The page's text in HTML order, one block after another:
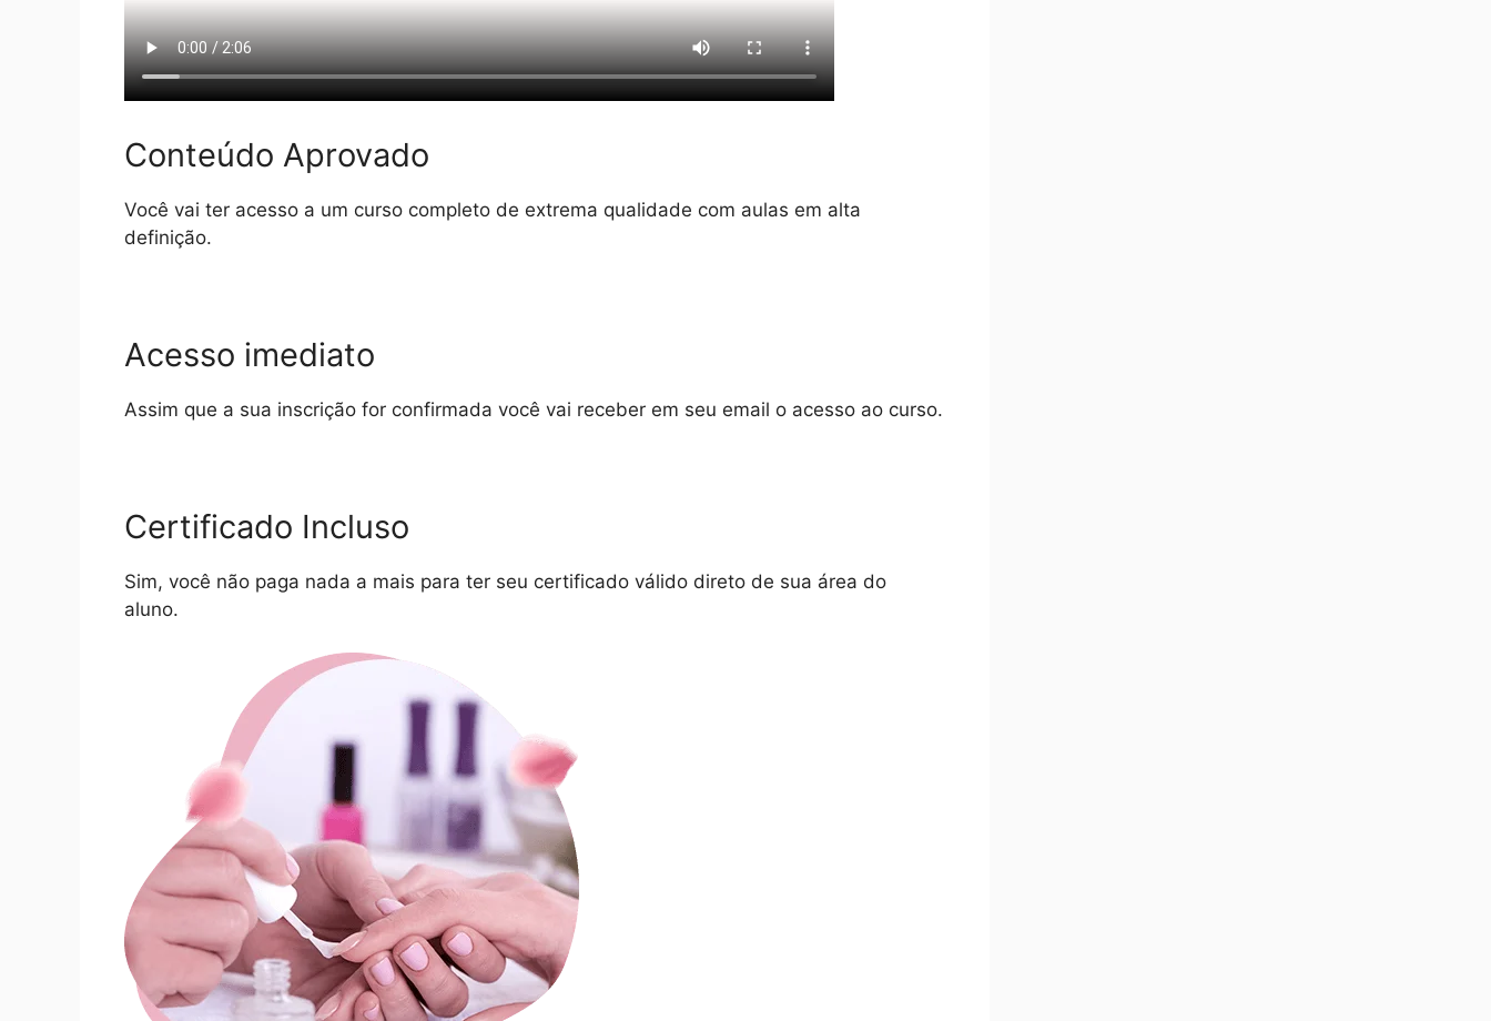
Conteúdo Aprovado
Você vai ter acesso a um curso completo de extrema qualidade com aulas em alta
definição.
Acesso imediato
Assim que a sua inscrição for confirmada você vai receber em seu email o acesso ao curso.
Certificado Incluso
Sim, você não paga nada a mais para ter seu certificado válido direto de sua área do
aluno.